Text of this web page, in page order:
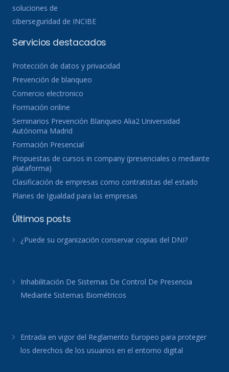
soluciones de
ciberseguridad de INCIBE
Servicios destacados
Protección de datos y privacidad
Prevención de blanqueo
Comercio electronico
Formación online
Seminarios Prevención Blanqueo Alia2 Universidad
Autónoma Madrid
Formación Presencial
Propuestas de cursos in company (presenciales o mediante
plataforma)
Clasificación de empresas como contratistas del estado
Planes de Igualdad para las empresas
Últimos posts
¿Puede su organización conservar copias del DNI?
Inhabilitación De Sistemas De Control De Presencia
Mediante Sistemas Biométricos
Entrada en vigor del Reglamento Europeo para proteger
los derechos de los usuarios en el entorno digital